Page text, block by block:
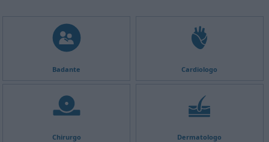
Badante Cardiologo
Chirurgo Dermatologo